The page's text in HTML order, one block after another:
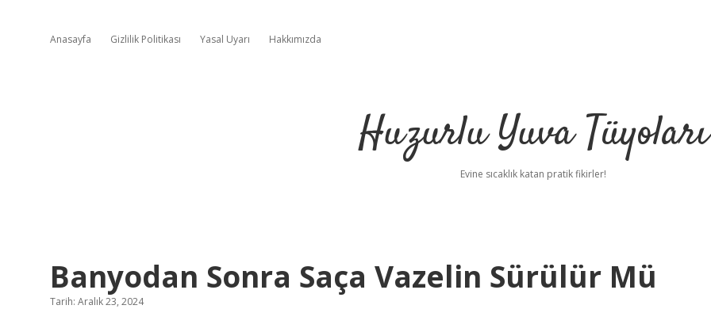
Anasayfa Gizlilik Politikası Yasal Uyarı Hakkımızda
Huzurlu Yuva Tüyoları
Evine sıcaklık katan pratik fikirler!
Banyodan Sonra Saça Vazelin Sürülür Mü
Tarih: Aralık 23, 2024